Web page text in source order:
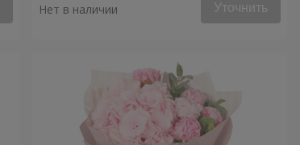
Нет в наличии Уточнить